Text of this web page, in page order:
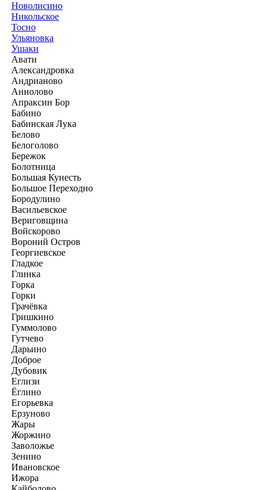
Новолисино
Никольское
Тосно
Ульяновка
Ушаки
Авати
Александровка
Андрианово
Аннолово
Апраксин Бор
Бабино
Бабинская Лука
Белово
Белоголово
Бережок
Болотница
Большая Кунесть
Большое Переходно
Бородулино
Васильевское
Вериговщина
Войскорово
Вороний Остров
Георгиевское
Гладкое
Глинка
Горка
Горки
Грачёвка
Гришкино
Гуммолово
Гутчево
Дарьино
Доброе
Дубовик
Еглизи
Ёглино
Егорьевка
Ерзуново
Жары
Жоржино
Заволожье
Зенино
Ивановское
Ижора